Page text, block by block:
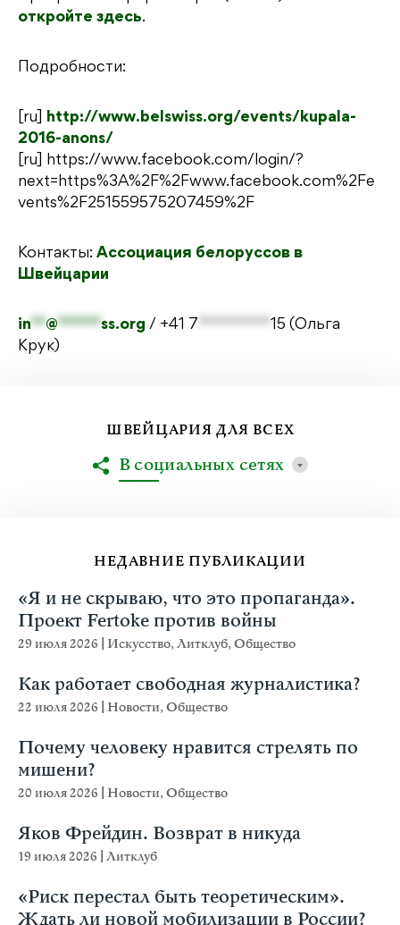
откройте здесь.
Подробности:
[ru] http://www.belswiss.org/events/kupala-
2016-anons/
[ru] https://www.facebook.com/login/?
next=https%3A%2F%2Fwww.facebook.com%2Fe
vents%2F251559575207459%2F
Контакты: Ассоциация белоруссов в
Швейцарии
in**@******ss.org / +41 7 *********15 (Ольга
Крук)
НЕДАВНИЕ ПУБЛИКАЦИИ
«Я и не скрываю, что это пропаганда».
Проект Fertoke против войны
29 июля 2026 Искусство,Литклуб,Общество
Как работает свободная журналистика?
22 июля 2026 Новости,Общество
Почему человеку нравится стрелять по
мишени?
20 июля 2026 Новости,Общество
Яков Фрейдин. Возврат в никуда
19 июля 2026 Литклуб
«Риск перестал быть теоретическим».
Ждать ли новой мобилизации в России?
ШВЕЙЦАРИЯ ДЛЯ ВСЕХ
В социальных сетях